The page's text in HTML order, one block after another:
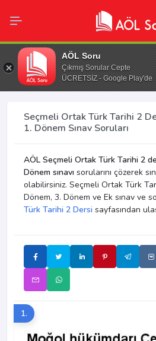
AÖL Soru
Çıkmış Sorular Cepte
ÜCRETSİZ - Google Play'de
Seçmeli Ortak Türk Tarihi 2
1. Dönem Sınav Soruları
AÖL Seçmeli Ortak Türk Tarihi 2
Dönem sınavı sorularını çözerek
olabilirsiniz. Seçmeli Ortak Türk
Dönem, 3. Dönem ve Ek sınav ve
Türk Tarihi 2 Dersi sayfasından
1.